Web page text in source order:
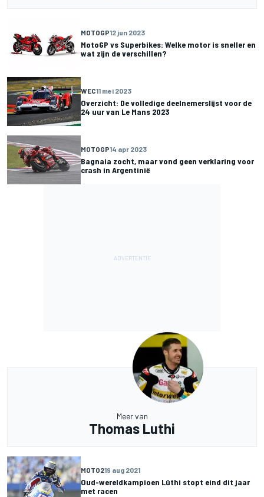
MOTOGP12 jun 2023
MotoGP vs Superbikes: Welke motor is sneller en
wat zijn de verschillen?
WEC11 mei 2023
Overzicht: De volledige deelnemerslijst voor de
24 uur van Le Mans 2023
MOTOGP14 apr 2023
Bagnaia zocht, maar vond geen verklaring voor
crash in Argentinië
Meer van
Thomas Luthi
MOTO219 aug 2021
Oud-wereldkampioen Lüthi stopt eind dit jaar
met racen